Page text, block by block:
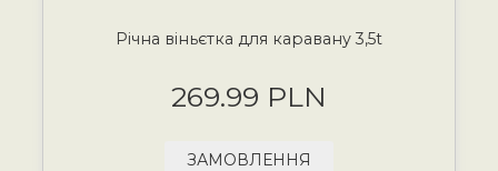
Річна віньєтка для каравану 3,5t
269.99 PLN
ЗАМОВЛЕННЯ